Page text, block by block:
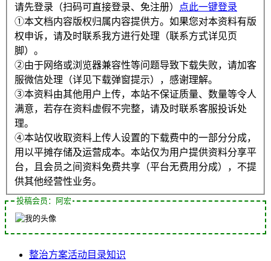
请先登录（扫码可直接登录、免注册）
点此一键登录
①本文档内容版权归属内容提供方。如果您对本资料有版
权申诉，请及时联系我方进行处理（联系方式详见页
脚）。
②由于网络或浏览器兼容性等问题导致下载失败，请加客
服微信处理（详见下载弹窗提示），感谢理解。
③本资料由其他用户上传，本站不保证质量、数量等令人
满意，若存在资料虚假不完整，请及时联系客服投诉处
理。
④本站仅收取资料上传人设置的下载费中的一部分分成，
用以平摊存储及运营成本。本站仅为用户提供资料分享平
台，且会员之间资料免费共享（平台无费用分成），不提
供其他经营性业务。
投稿会员：阿宏
整治方案活动目录知识